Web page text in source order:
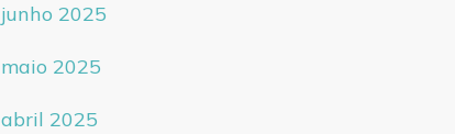
junho 2025
maio 2025
abril 2025